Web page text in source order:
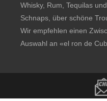
Whisky, Rum, Tequilas
Schnaps, über schöne
Wir empfehlen einen
Auswahl an «el ron de